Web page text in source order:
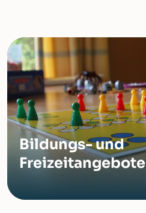
Bildungs- und
Freizeitangebote